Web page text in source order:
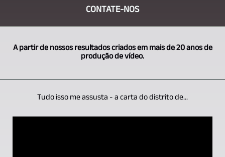
CONTATE-NOS
A partir de nossos resultados criados em mais de 20 anos de
produção de vídeo.
Tudo isso me assusta - a carta do distrito de...